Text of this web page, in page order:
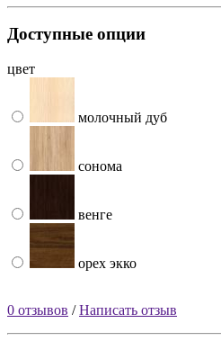
Доступные опции
цвет
молочный дуб
сонома
венге
орех экко
0 отзывов /Написать отзыв